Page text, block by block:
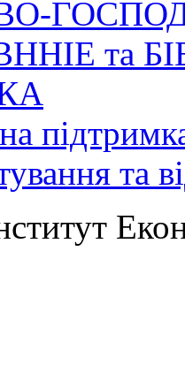
ВННІЕ та
та